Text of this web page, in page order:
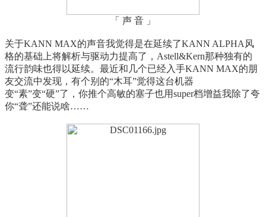
「 声 音 」
关于KANN MAX的声音我觉得是在延续了KANN ALPHA风
格的基础上将解析与驱动力提高了，Astell&Kern那种独有的
流行韵味也得以延续。最近和几个已经入手KANN MAX的朋
友交流中发现，有个别的“木耳”觉得这台机器
变“素”变“硬”了，你推个高敏的塞子也用super档增益我除了夸
你“聋”还能说啥……